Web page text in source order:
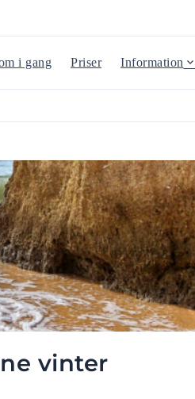
i gang Priser Information
vinter